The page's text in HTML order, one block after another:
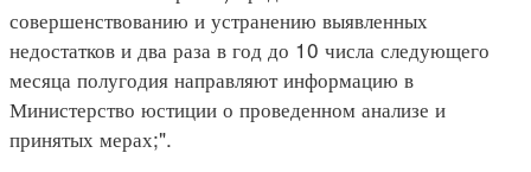
совершенствованию и устранению выявленных
недостатков и два раза в год до 10 числа следующего
месяца полугодия направляют информацию в
Министерство юстиции о проведенном анализе и
принятых мерах;".